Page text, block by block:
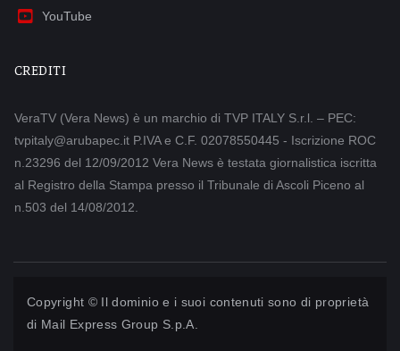
YouTube
CREDITI
VeraTV (Vera News) è un marchio di TVP ITALY S.r.l. – PEC:
tvpitaly@arubapec.it P.IVA e C.F. 02078550445 - Iscrizione ROC
n.23296 del 12/09/2012 Vera News è testata giornalistica iscritta
al Registro della Stampa presso il Tribunale di Ascoli Piceno al
n.503 del 14/08/2012.
Copyright © Il dominio e i suoi contenuti sono di proprietà
di Mail Express Group S.p.A.